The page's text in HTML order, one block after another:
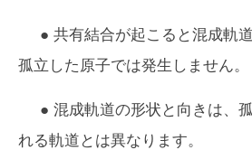
● 共有結合が起こると混成軌
孤立した原子では発生しません。
● 混成軌道の形状と向きは、
れる軌道とは異なります。